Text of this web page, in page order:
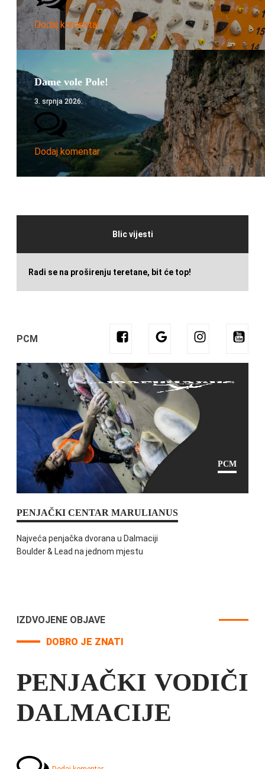
Dodaj komentar
Dame vole Pole!
3. srpnja 2026.
Dodaj komentar
Blic vijesti
Radi se na proširenju teretane, bit će top!
PCM
PCM
PENJAČKI CENTAR MARULIANUS
Najveća penjačka dvorana u Dalmaciji
Boulder & Lead na jednom mjestu
IZDVOJENE OBJAVE
DOBRO JE ZNATI
PENJAČKI VODIČI
DALMACIJE